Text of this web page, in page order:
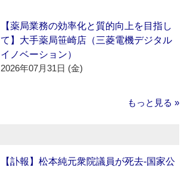
【薬局業務の効率化と質的向上を目指し
て】大手薬局笹崎店（三菱電機デジタル
イノベーション）
2026年07月31日 (金)
もっと見る »
【訃報】松本純元衆院議員が死去‐国家公